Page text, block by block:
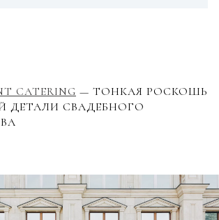
CATERING — ТОНКАЯ РОСКОШЬ
ДЕТАЛИ СВАДЕБНОГО